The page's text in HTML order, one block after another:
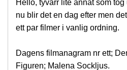
Hello, tyvärr lite annat som
nu blir det en dag efter men
ett par filmer i vanlig ordning.
Dagens filmanagram nr ett;
Figuren; Malena Sockljus.